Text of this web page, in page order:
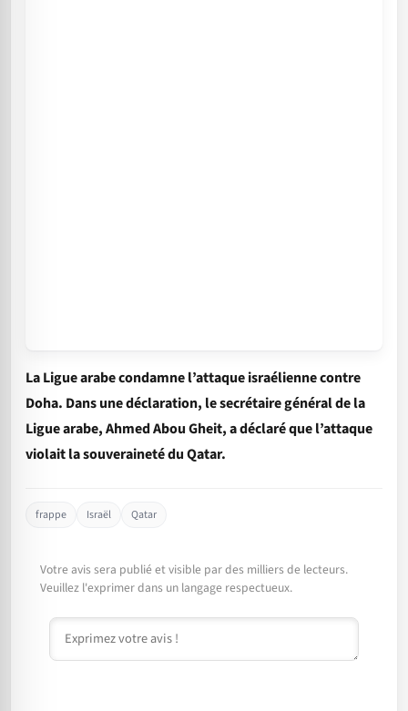
La Ligue arabe condamne l’attaque israélienne contre
Doha. Dans une déclaration, le secrétaire général de la
Ligue arabe, Ahmed Abou Gheit, a déclaré que l’attaque
violait la souveraineté du Qatar.
frappe Israël Qatar
Votre avis sera publié et visible par des milliers de lecteurs.
Veuillez l'exprimer dans un langage respectueux.
Commentaire